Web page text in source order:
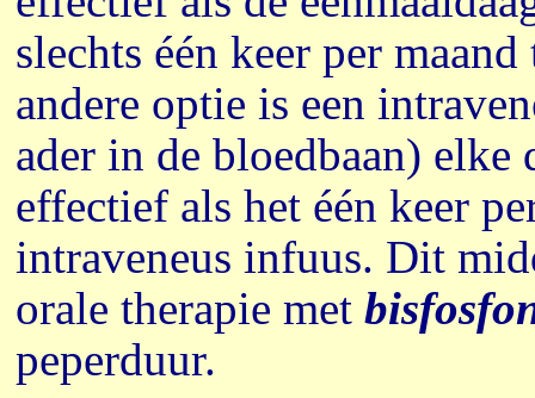
slechts één keer per
andere optie is een
ader in de bloedbaan) elke
effectief als het één keer
intraveneus infuus. Dit
orale therapie met
peperduur.